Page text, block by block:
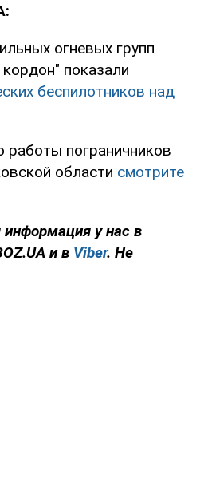
огневых групп
показали
беспилотников над
пограничников
области смотрите
информация у нас в
и в Viber. Не